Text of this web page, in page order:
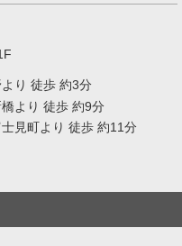
り 徒歩 約3分
より 徒歩 約9分
見町より 徒歩 約11分